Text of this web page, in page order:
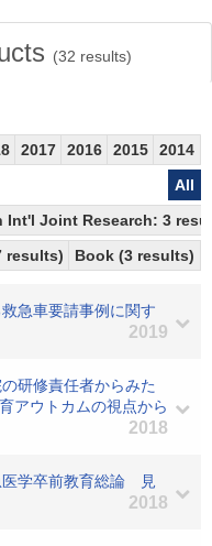
(32 results)
2017 2016 2015
2014
All
Joint Research: 3
results)
Book (3 results)
急車要請事例に関す
2019
研修責任者からみた
アウトカムの視点から
2018
学卒前教育総論 見
2018